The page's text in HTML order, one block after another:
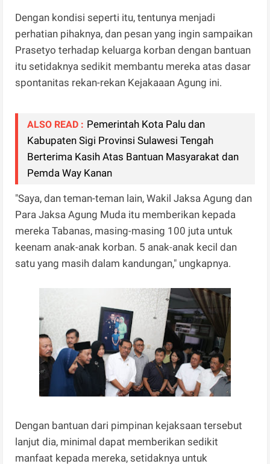
Dengan kondisi seperti itu, tentunya menjadi
perhatian pihaknya, dan pesan yang ingin sampaikan
Prasetyo terhadap keluarga korban dengan bantuan
itu setidaknya sedikit membantu mereka atas dasar
spontanitas rekan-rekan Kejakaaan Agung ini.
ALSO READ : Pemerintah Kota Palu dan
Kabupaten Sigi Provinsi Sulawesi Tengah
Berterima Kasih Atas Bantuan Masyarakat dan
Pemda Way Kanan
"Saya, dan teman-teman lain, Wakil Jaksa Agung dan
Para Jaksa Agung Muda itu memberikan kepada
mereka Tabanas, masing-masing 100 juta untuk
keenam anak-anak korban. 5 anak-anak kecil dan
satu yang masih dalam kandungan," ungkapnya.
Dengan bantuan dari pimpinan kejaksaan tersebut
lanjut dia, minimal dapat memberikan sedikit
manfaat kepada mereka, setidaknya untuk